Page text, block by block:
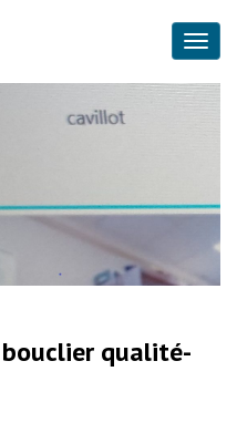
bouclier qualité-